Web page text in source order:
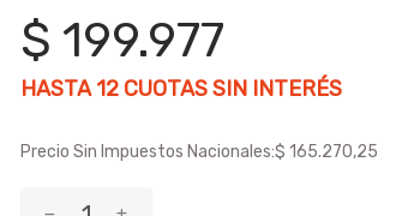
$ 199.977
HASTA12CUOTAS SIN INTERÉS
Precio Sin Impuestos Nacionales:$ 165.270,25